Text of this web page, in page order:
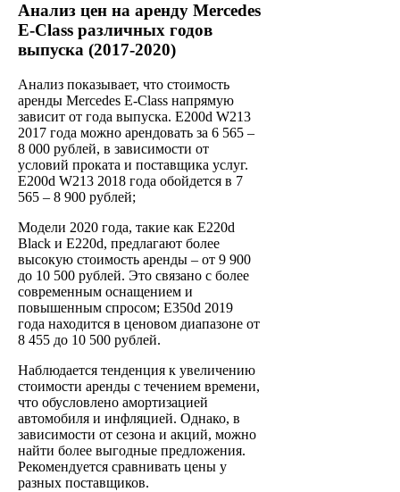
Анализ цен на аренду Mercedes
E-Class различных годов
выпуска (2017-2020)
Анализ показывает, что стоимость
аренды Mercedes E-Class напрямую
зависит от года выпуска. E200d W213
2017 года можно арендовать за 6 565 ‒
8 000 рублей, в зависимости от
условий проката и поставщика услуг.
E200d W213 2018 года обойдется в 7
565 ‒ 8 900 рублей;
Модели 2020 года, такие как E220d
Black и E220d, предлагают более
высокую стоимость аренды – от 9 900
до 10 500 рублей. Это связано с более
современным оснащением и
повышенным спросом; E350d 2019
года находится в ценовом диапазоне от
8 455 до 10 500 рублей.
Наблюдается тенденция к увеличению
стоимости аренды с течением времени,
что обусловлено амортизацией
автомобиля и инфляцией. Однако, в
зависимости от сезона и акций, можно
найти более выгодные предложения.
Рекомендуется сравнивать цены у
разных поставщиков.